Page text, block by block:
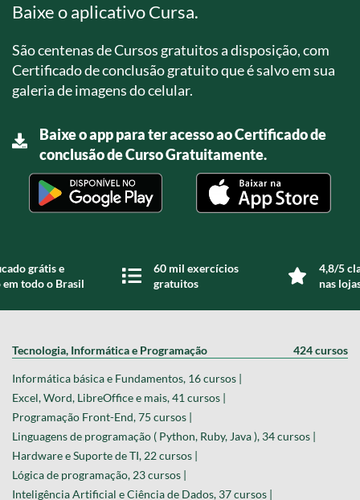
Baixe o aplicativo Cursa.
São centenas de Cursos gratuitos a disposição, com
Certificado de conclusão gratuito que é salvo em sua
galeria de imagens do celular.
Baixe o app para ter acesso ao Certificado de
conclusão de Curso Gratuitamente.
grátis e
todo o Brasil
60 mil exercícios
gratuitos
4,8/5
nas
Tecnologia, Informática e Programação 424 cursos
Informática básica e Fundamentos, 16 cursos |
Excel, Word, LibreOffice e mais, 41 cursos |
Programação Front-End, 75 cursos |
Linguagens de programação ( Python, Ruby, Java ), 34 cursos |
Hardware e Suporte de TI, 22 cursos |
Lógica de programação, 23 cursos |
Inteligência Artificial e Ciência de Dados, 37 cursos |